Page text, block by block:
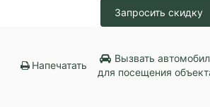
Запросить скидку
Напечатать
Вызвать
для посещения